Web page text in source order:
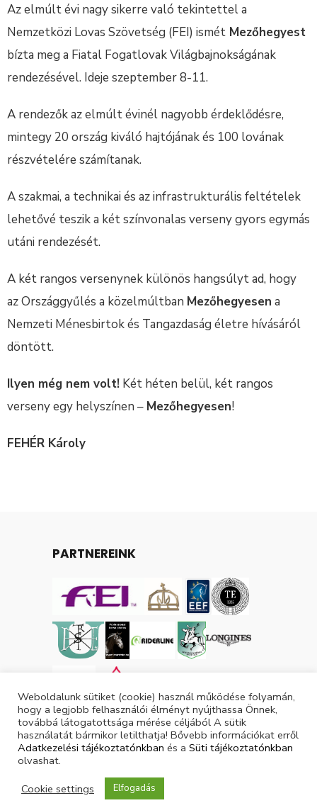
Az elmúlt évi nagy sikerre való tekintettel a
Nemzetközi Lovas Szövetség (FEI) ismét Mezőhegyest
bízta meg a Fiatal Fogatlovak Világbajnokságának
rendezésével. Ideje szeptember 8-11.
A rendezők az elmúlt évinél nagyobb érdeklődésre,
mintegy 20 ország kiváló hajtójának és 100 lovának
részvételére számítanak.
A szakmai, a technikai és az infrastrukturális feltételek
lehetővé teszik a két színvonalas verseny gyors egymás
utáni rendezését.
A két rangos versenynek különös hangsúlyt ad, hogy
az Országgyűlés a közelmúltban Mezőhegyesen a
Nemzeti Ménesbirtok és Tangazdaság életre hívásáról
döntött.
Ilyen még nem volt! Két héten belül, két rangos
verseny egy helyszínen – Mezőhegyesen!
FEHÉR Károly
PARTNEREINK
Tárgyévi lovas licencek száma: 3055
Tárgyévi ló licencek száma: 3879
Weboldalunk sütiket (cookie) használ működése folyamán,
hogy a legjobb felhasználói élményt nyújthassa Önnek,
továbbá látogatottsága mérése céljából A sütik
használatát bármikor letilthatja! Bővebb információkat erről
Adatkezelési tájékoztatónkban és a Süti tájékoztatónkban
olvashat.
Cookie settings
Elfogadás